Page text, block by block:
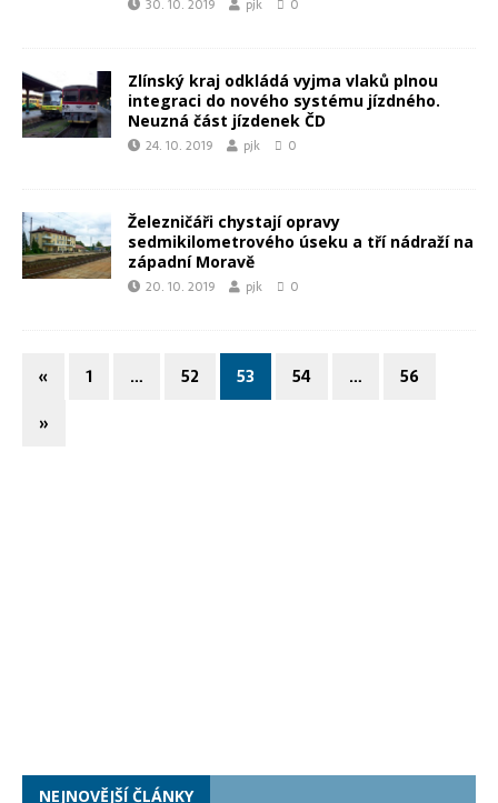
30. 10. 2019 pjk 0
Zlínský kraj odkládá vyjma vlaků plnou
integraci do nového systému jízdného.
Neuzná část jízdenek ČD
24. 10. 2019 pjk 0
Železničáři chystají opravy
sedmikilometrového úseku a tří nádraží na
západní Moravě
20. 10. 2019 pjk 0
« 1 … 52 53 54 …
56
»
NEJNOVĚJŠÍ ČLÁNKY